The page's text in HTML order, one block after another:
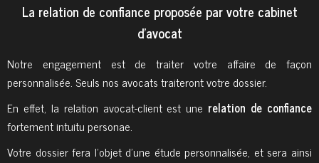
La relation de confiance proposée par votre cabinet
d'avocat
Notre engagement est de traiter votre affaire de façon
personnalisée. Seuls nos avocats traiteront votre dossier.
En effet, la relation avocat-client est une relation de confiance
fortement intuitu personae.
Votre dossier fera l’objet d’une étude personnalisée, et sera ainsi